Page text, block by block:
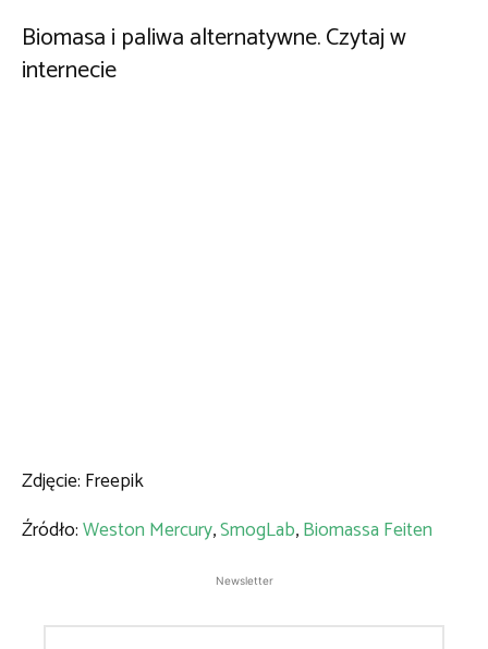
Biomasa i paliwa alternatywne. Czytaj w
internecie
Zdjęcie: Freepik
Źródło:Weston Mercury,SmogLab,Biomassa Feiten
Newsletter